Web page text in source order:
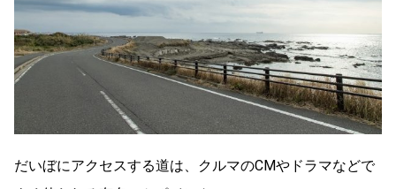
だいぼにアクセスする道は、クルマのCMやドラマなどで